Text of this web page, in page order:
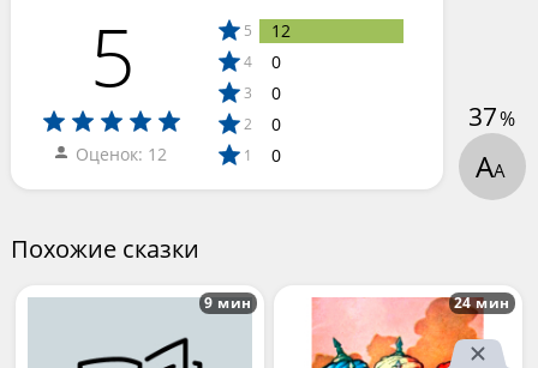
5
Оценок: 12
5 12
4 0
3 0
2 0
1 0
Похожие сказки
9 мин 24 мин
37%
АА